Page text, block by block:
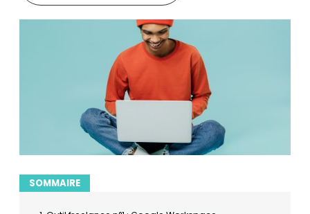
SOMMAIRE